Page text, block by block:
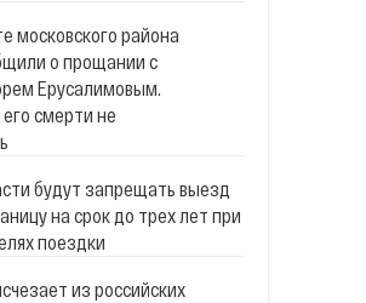
московского района
о прощании с
Ерусалимовым.
смерти не
будут запрещать выезд
на срок до трех лет при
поездки
из российских